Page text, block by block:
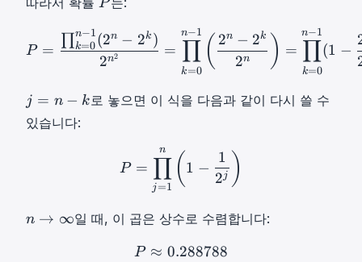
{
-
1
\
t
h
b
b
{
F
\
t
e
n
=
2
2
P
P= ∏k= 0n− 1( −2k
P =
2n2
k=0
n−1(2n − 2k )
=
k=0
∏
n−1
( 2n
2n − 2k ) =
k=0
∏
n−1
(1 −
j
=
n
n
j = n − k 로 놓으면 이 식을 다음과 같이 다시 쓸 수
있습니다:
P j=1
P =
j =1
∏
n ( 1 −
2j
1 )
n
n → ∞일 때, 이 곱은 상수로 수렴합니다:
P≈0.288788
P ≈ 0.288788